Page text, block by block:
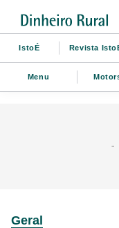
IstoÉ Revista
Menu
Geral